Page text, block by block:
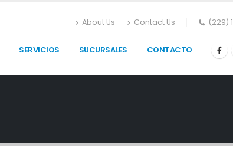
About Us Contact Us (229)
SERVICIOS SUCURSALES CONTACTO